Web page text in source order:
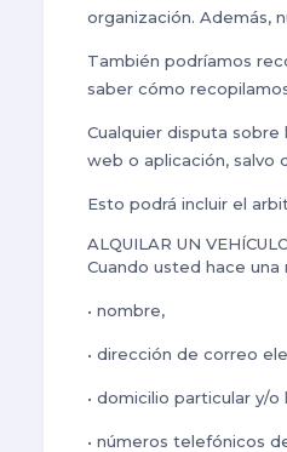
organización. Además,
También podríamos
saber cómo
Cualquier disputa
web o aplicación, salvo
Esto podrá incluir el
ALQUILAR UN
Cuando usted hace
• nombre,
• dirección de correo
• domicilio particular y/o
• números telefónicos